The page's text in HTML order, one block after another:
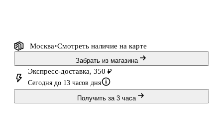
Москва Смотреть наличие на карте
Забрать из магазина
Экспресс-доставка, 350 ₽
Сегодня до 13 часов дня
Получить за 3 часа